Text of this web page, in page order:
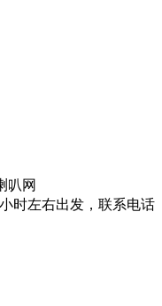
叭网
时左右出发，联系电话